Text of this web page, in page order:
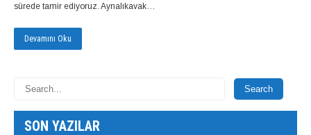
sürede tamir ediyoruz. Aynalıkavak…
Devamını Oku
SON YAZILAR